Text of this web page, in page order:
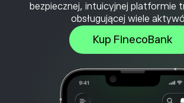
bezpiecznej, intuicyjnej platformie
obsługującej wiele
Kup FinecoBank